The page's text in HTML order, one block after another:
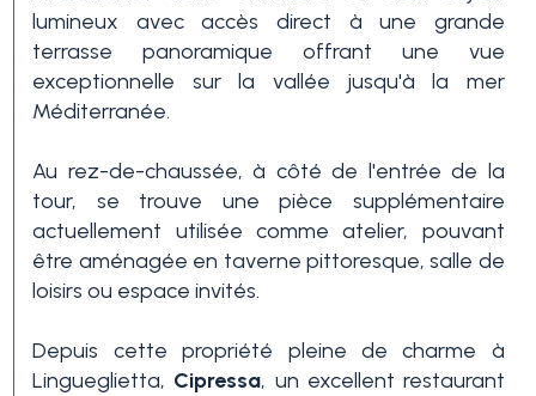
lumineux avec accès direct à une grande
terrasse panoramique offrant une vue
exceptionnelle sur la vallée jusqu'à la mer
Méditerranée.
Au rez-de-chaussée, à côté de l'entrée de la
tour, se trouve une pièce supplémentaire
actuellement utilisée comme atelier, pouvant
être aménagée en taverne pittoresque, salle de
loisirs ou espace invités.
Depuis cette propriété pleine de charme à
Lingueglietta, Cipressa, un excellent restaurant
Autres
options
-
Choix
Jardin
Balcon/Terrasse
Ascenseur